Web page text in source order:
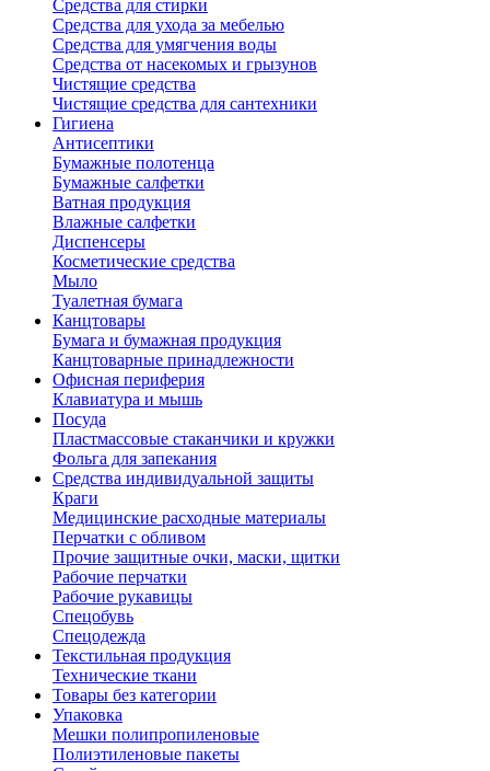
Средства для стирки
Средства для ухода за мебелью
Средства для умягчения воды
Средства от насекомых и грызунов
Чистящие средства
Чистящие средства для сантехники
Гигиена
Антисептики
Бумажные полотенца
Бумажные салфетки
Ватная продукция
Влажные салфетки
Диспенсеры
Косметические средства
Мыло
Туалетная бумага
Канцтовары
Бумага и бумажная продукция
Канцтоварные принадлежности
Офисная периферия
Клавиатура и мышь
Посуда
Пластмассовые стаканчики и кружки
Фольга для запекания
Средства индивидуальной защиты
Краги
Медицинские расходные материалы
Перчатки с обливом
Прочие защитные очки, маски, щитки
Рабочие перчатки
Рабочие рукавицы
Спецобувь
Спецодежда
Текстильная продукция
Технические ткани
Товары без категории
Упаковка
Мешки полипропиленовые
Полиэтиленовые пакеты